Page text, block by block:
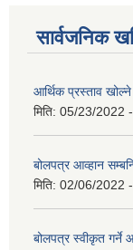
सार्वजनिक
आर्थिक प्रस्ताव
मिति: 05/23/2022
बोलपत्र आव्हान
मिति: 02/06/2022
बोलपत्र स्वीकृत